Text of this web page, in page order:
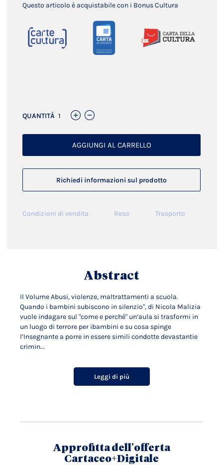
Questo articolo è acquistabile con i Bonus Cultura
QUANTITÀ
AGGIUNGI AL CARRELLO
Richiedi informazioni sul prodotto
Condizioni di vendita Reso Trasporto
Abstract
Il Volume Abusi, violenze, maltrattamenti a scuola.
Quando i bambini subiscono in silenzio", di Nicola Malizia
vuole indagare sul "come e perché" un’aula si trasformi in
un luogo di terrore per ibambini e su cosa spinge
l’Insegnante a porre in essere simili condotte devastantie
crimin...
Leggi di più
Approfitta dell'offerta
Cartaceo+Digitale